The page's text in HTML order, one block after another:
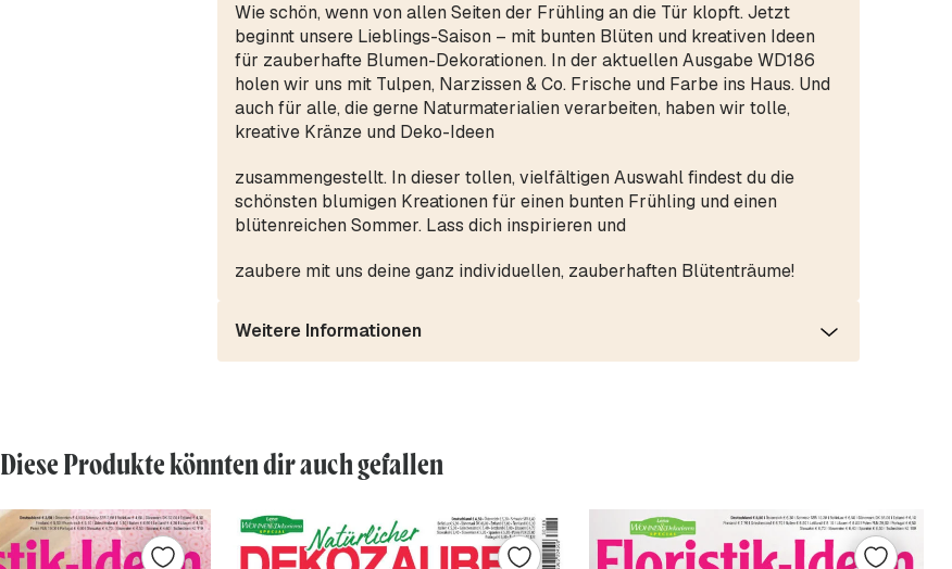
Wie schön, wenn von allen Seiten der Frühling an die Tür klopft. Jetzt
beginnt unsere Lieblings-Saison – mit bunten Blüten und kreativen Ideen
für zauberhafte Blumen-Dekorationen. In der aktuellen Ausgabe WD186
holen wir uns mit Tulpen, Narzissen & Co. Frische und Farbe ins Haus. Und
auch für alle, die gerne Naturmaterialien verarbeiten, haben wir tolle,
kreative Kränze und Deko-Ideen
zusammengestellt. In dieser tollen, vielfältigen Auswahl findest du die
schönsten blumigen Kreationen für einen bunten Frühling und einen
blütenreichen Sommer. Lass dich inspirieren und
zaubere mit uns deine ganz individuellen, zauberhaften Blütenträume!
Weitere Informationen
Diese Produkte könnten dir auch gefallen